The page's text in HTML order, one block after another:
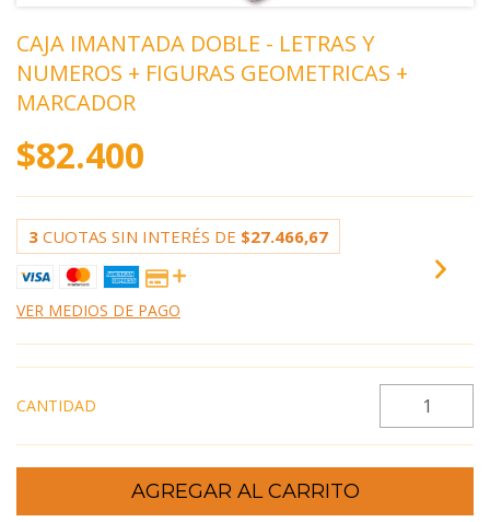
CAJA IMANTADA DOBLE - LETRAS Y
NUMEROS + FIGURAS GEOMETRICAS +
MARCADOR
$82.400
3 CUOTAS SIN INTERÉS DE $27.466,67
VER MEDIOS DE PAGO
CANTIDAD